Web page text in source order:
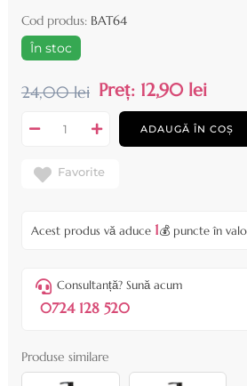
Cod produs: BAT64
În stoc
24,00 lei Preț: 12,90 lei
ADAUGĂ ÎN COȘ
Favorite
Acest produs vă aduce 1💰 puncte în
Consultanță? Sună acum
0724 128 520
Produse similare